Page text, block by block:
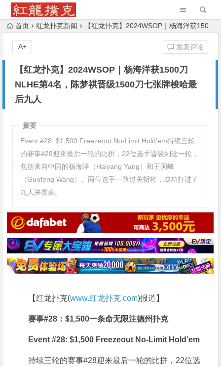
首页 红龙扑克新闻 【红龙扑克】2024WSOP｜杨海洋获1500刀NLHE第4名，陈梦祺晋级1500刀七张牌梭哈最后九人
【红龙扑克】2024WSOP｜杨海洋获1500刀
NLHE第4名，陈梦祺晋级1500刀七张牌梭哈最
后九人
发表评论
A+
摘要
Event #28: $1,500 Freezeout No-Limit Hold’em持续三轮
的赛事#28迎来最后一轮的比拼，22位选手晋级到这一轮，
包括来自中国的杨海洋（Haiyang Yang）和王国峰
（Guofeng Wang）。两位选手一路过关斩将，成功打进了
九人决赛桌。
【红龙扑克(www.红龙扑克.com)报道】
赛事#28：$1,500一条命无限注德州扑克
Event #28: $1,500 Freezeout No-Limit Hold’em
持续三轮的赛事#28迎来最后一轮的比拼，22位选